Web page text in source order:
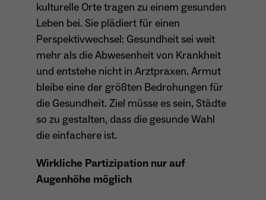
Laufzeit 4 Monate
Zweck
- Wird von Google Ads / Google Tag Manager
verwendet - Dient der Conversion-Erfassung
und Werbewirksamkeitsmessung - Hilft zu
verstehen, wie Nutzer mit Anzeigen
interagieren
Name _fbp
Anbieter Meta Platforms Inc. (Facebook)
kulturelle Orte tragen zu einem gesunden
Leben bei. Sie plädiert für einen
Perspektivwechsel: Gesundheit sei weit
mehr als die Abwesenheit von Krankheit
und entstehe nicht in Arztpraxen. Armut
bleibe eine der größten Bedrohungen für
die Gesundheit. Ziel müsse es sein, Städte
so zu gestalten, dass die gesunde Wahl
die einfachere ist.
Wirkliche Partizipation nur auf
Augenhöhe möglich